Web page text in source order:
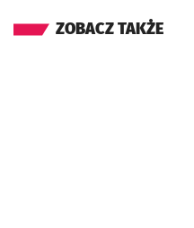
ZOBACZ TAKŻE